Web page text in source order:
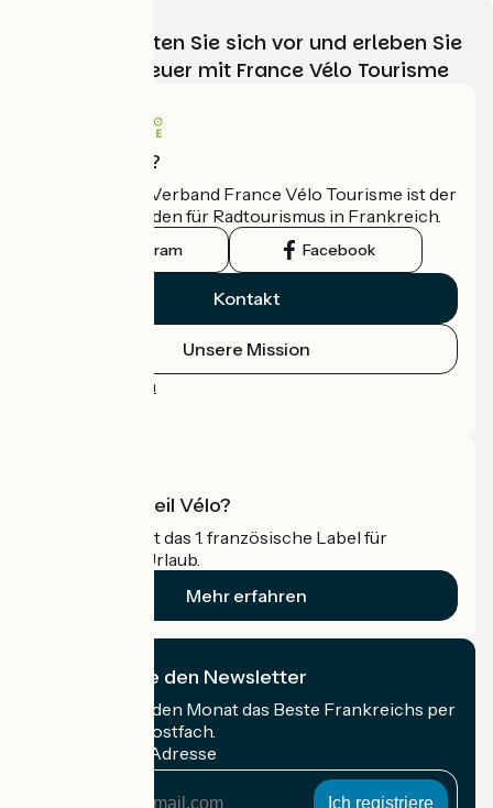
Wählen, bereiten Sie sich vor und erleben Sie
Ihr Radabenteuer mit France Vélo Tourisme
Wer sind wir?
Der nationale Verband France Vélo Tourisme ist der
offizielle Leitfaden für Radtourismus in Frankreich.
Instagram Facebook
Kontakt
Unsere Mission
Pressebereich
Was ist Accueil Vélo?
Accueil Vélo ist das 1. französische Label für
Radfahrer im Urlaub.
Mehr erfahren
Ich abonniere den Newsletter
Erhalten Sie jeden Monat das Beste Frankreichs per
Rad in Ihrem Postfach.
Meine E-Mail-Adresse